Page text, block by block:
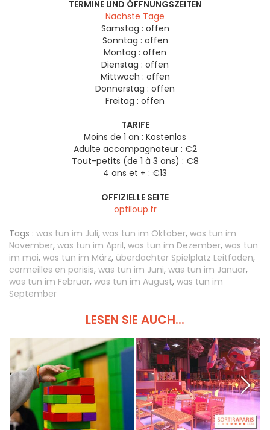
TERMINE UND ÖFFNUNGSZEITEN
Nächste Tage
Samstag : offen
Sonntag : offen
Montag : offen
Dienstag : offen
Mittwoch : offen
Donnerstag : offen
Freitag : offen
TARIFE
Moins de 1 an : Kostenlos
Adulte accompagnateur : €2
Tout-petits (de 1 à 3 ans) : €8
4 ans et + : €13
OFFIZIELLE SEITE
optiloup.fr
Tags : was tun im Juli, was tun im Oktober, was tun im
November, was tun im April, was tun im Dezember, was tun
im mai, was tun im März, überdachter Spielplatz Leitfaden,
cormeilles en parisis, was tun im Juni, was tun im Januar,
was tun im Februar, was tun im August, was tun im
September
LESEN SIE AUCH...